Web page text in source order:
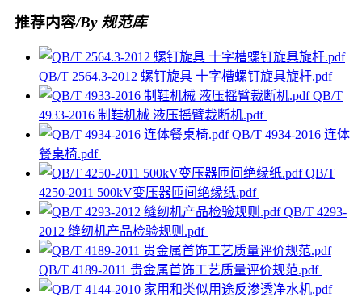
推荐内容/By 规范库
QB/T 2564.3-2012 螺钉旋具 十字槽螺钉旋具旋杆.pdf
QB/T
4933-2016 制鞋机械 液压摇臂裁断机.pdf
QB/T 4934-2016 连体
餐桌椅.pdf
QB/T
4250-2011 500kV变压器匝间绝缘纸.pdf
QB/T 4293-
2012 缝纫机产品检验规则.pdf
QB/T 4189-2011 贵金属首饰工艺质量评价规范.pdf